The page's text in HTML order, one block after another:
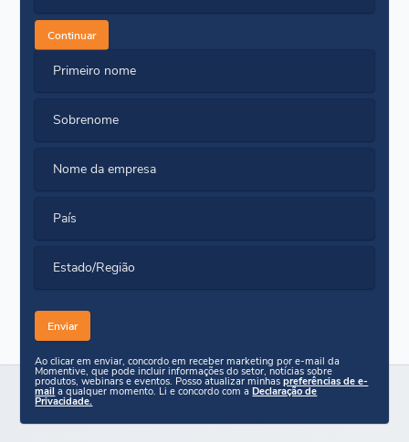
Continuar
Primeiro nome
Sobrenome
Nome da empresa
País
Estado/Região
Ao clicar em enviar, concordo em receber marketing por e-mail da
Momentive, que pode incluir informações do setor, notícias sobre
produtos, webinars e eventos. Posso atualizar minhaspreferências de e-
mail a qualquer momento. Li e concordo com aDeclaração de
Privacidade.